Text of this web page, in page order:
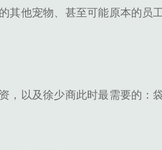
其他宠物、甚至可能原本的员
，以及徐少商此时最需要的：